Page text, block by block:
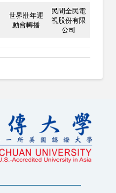
世界壯年運
動會轉播
民間全民電
視股份有限
公司